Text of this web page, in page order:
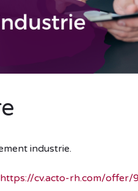
industrie.
https://cv.acto-rh.com/offer/